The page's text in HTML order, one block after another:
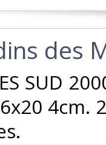
des
SUD
4cm.